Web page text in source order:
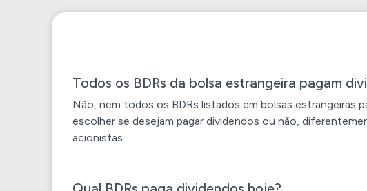
Todos os BDRs da bolsa estrangeira pagam
Não, nem todos os BDRs listados em bolsas estrangeiras
escolher se desejam pagar dividendos ou não,
acionistas.